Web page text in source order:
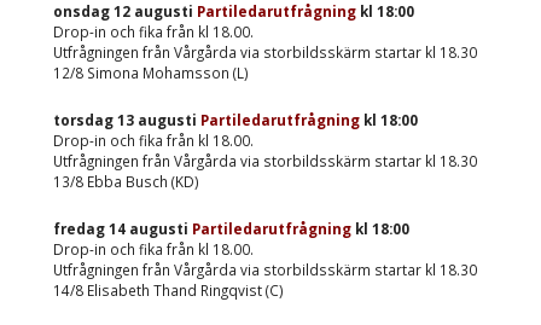
onsdag 12 augusti Partiledarutfrågning kl 18:00
Drop-in och fika från kl 18.00.
Utfrågningen från Vårgårda via storbildsskärm startar kl 18.30
12/8 Simona Mohamsson (L)
torsdag 13 augusti Partiledarutfrågning kl 18:00
Drop-in och fika från kl 18.00.
Utfrågningen från Vårgårda via storbildsskärm startar kl 18.30
13/8 Ebba Busch (KD)
fredag 14 augusti Partiledarutfrågning kl 18:00
Drop-in och fika från kl 18.00.
Utfrågningen från Vårgårda via storbildsskärm startar kl 18.30
14/8 Elisabeth Thand Ringqvist (C)